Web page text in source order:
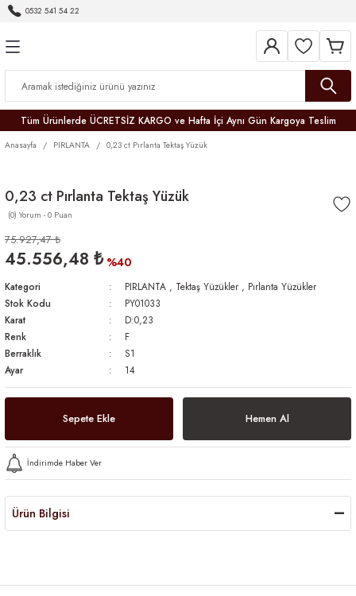
0532 541 54 22
Tüm Ürünlerde ÜCRETSİZ KARGO ve Hafta İçi Aynı Gün Kargoya Teslim
Anasayfa PIRLANTA 0,23 ct Pırlanta Tektaş Yüzük
0,23 ct Pırlanta Tektaş Yüzük
(0) Yorum - 0 Puan
75.927,47 ₺
45.556,48 ₺ %40
Kategori PIRLANTA , Tektaş Yüzükler , Pırlanta Yüzükler
Stok Kodu
PY01033
Karat
D:0,23
Renk
F
Berraklık
S1
Ayar
14
Sepete Ekle Hemen Al
İndirimde Haber Ver
Ürün Bilgisi